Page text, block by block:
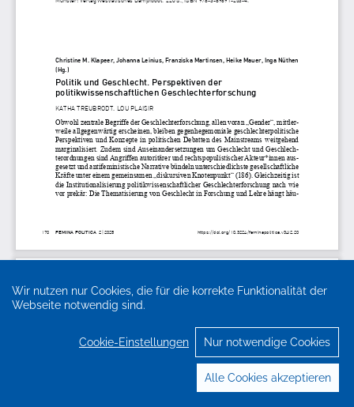
Wir nutzen nur Cookies, die für die korrekte Funktionalität der
Webseite notwendig sind.
Cookie-Einstellungen Nur notwendige Cookies
Alle Cookies akzeptieren